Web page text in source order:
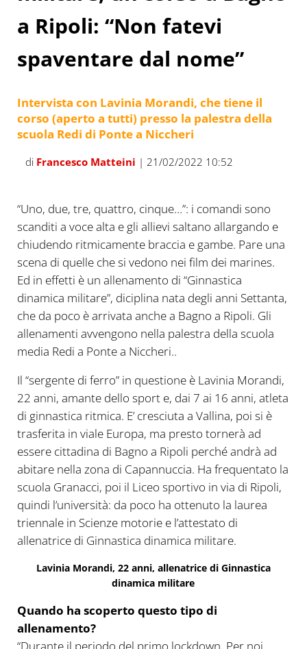
a Ripoli: “Non fatevi
spaventare dal nome”
Intervista con Lavinia Morandi, che tiene il
corso (aperto a tutti) presso la palestra della
scuola Redi di Ponte a Niccheri
di Francesco Matteini | 21/02/2022 10:52
“Uno, due, tre, quattro, cinque…”: i comandi sono
scanditi a voce alta e gli allievi saltano allargando e
chiudendo ritmicamente braccia e gambe. Pare una
scena di quelle che si vedono nei film dei marines.
Ed in effetti è un allenamento di “Ginnastica
dinamica militare”, diciplina nata degli anni Settanta,
che da poco è arrivata anche a Bagno a Ripoli. Gli
allenamenti avvengono nella palestra della scuola
media Redi a Ponte a Niccheri..
Il “sergente di ferro” in questione è Lavinia Morandi,
22 anni, amante dello sport e, dai 7 ai 16 anni, atleta
di ginnastica ritmica. E’ cresciuta a Vallina, poi si è
trasferita in viale Europa, ma presto tornerà ad
essere cittadina di Bagno a Ripoli perché andrà ad
abitare nella zona di Capannuccia. Ha frequentato la
scuola Granacci, poi il Liceo sportivo in via di Ripoli,
quindi l’università: da poco ha ottenuto la laurea
triennale in Scienze motorie e l’attestato di
allenatrice di Ginnastica dinamica militare.
Lavinia Morandi, 22 anni, allenatrice di Ginnastica
dinamica militare
Quando ha scoperto questo tipo di
allenamento?